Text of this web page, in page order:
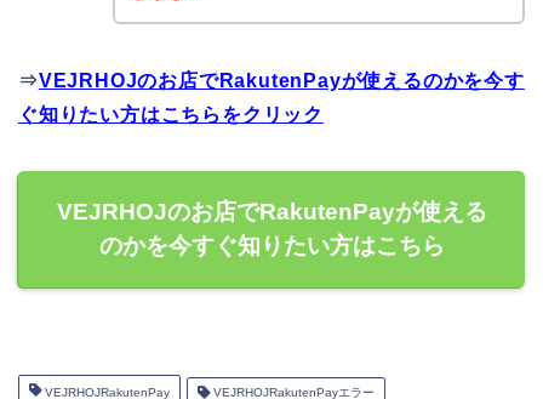
⇒VEJRHOJのお店でRakutenPayが使えるのかを今す
ぐ知りたい方はこちらをクリック
VEJRHOJのお店でRakutenPayが使える
のかを今すぐ知りたい方はこちら
VEJRHOJRakutenPay VEJRHOJRakutenPayエラー